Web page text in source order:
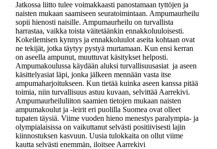
Jatkossa liitto tulee voimakkaasti panostamaan tyttöjen ja
naisten mukaan saamiseen seuratoimintaan. Ampumaurheilu
sopii hienosti naisille. Ampumaurheilu on turvallista
harrastaa, vaikka toista väitetäänkin ennakkoluuloisesti.
Kokeilemisen kynnys ja ennakkoluulot aseita kohtaan ovat
ne tekijät, jotka täytyy pystyä murtamaan. Kun ensi kerran
on aseella ampunut, muuttuvat käsitykset helposti.
Ampumakoulussa käydään aluksi turvallisuusasiat ja aseen
käsittelyasiat läpi, jonka jälkeen mennään vasta itse
ampumaharjoitukseen. Kun tietää kuinka aseen kanssa pitää
toimia, niin turvallisuus astuu kuvaan, selvittää Aarrekivi.
Ampumaurheiluliiton saamien tietojen mukaan naisten
ampumakoulut ja -leirit eri puolilla Suomea ovat olleet
tupaten täysiä. Viime vuoden hieno menestys paralympia- ja
olympialaisissa on vaikuttanut selvästi positiivisesti lajin
kiinnostuksen kasvuun. Uusia tulokkaita on ollut viime
kautta selvästi enemmän, iloitsee Aarrekivi